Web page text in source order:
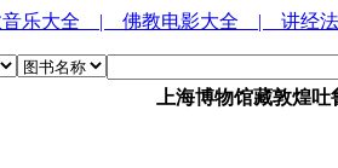
乐大全 | 佛教电影大全 | 讲经
上海博物馆藏敦煌